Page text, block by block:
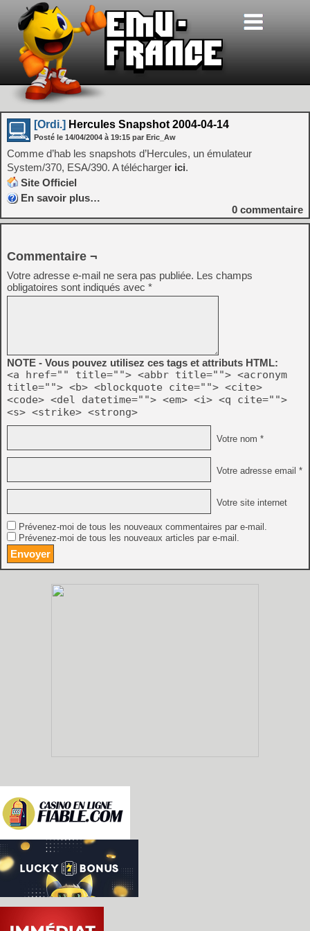
[Ordi.] Hercules Snapshot 2004-04-14
Posté le 14/04/2004 à 19:15 par Eric_Aw
Comme d’hab les snapshots d’Hercules, un émulateur
System/370, ESA/390. A télécharger ici.
Site Officiel
En savoir plus…
0 commentaire
Commentaire ¬
Votre adresse e-mail ne sera pas publiée. Les champs
obligatoires sont indiqués avec *
NOTE - Vous pouvez utilisez ces tags et attributs HTML:
<a href="" title=""> <abbr title=""> <acronym
title=""> <b> <blockquote cite=""> <cite>
<code> <del datetime=""> <em> <i> <q cite="">
<s> <strike> <strong>
Votre nom *
Votre adresse email *
Votre site internet
Prévenez-moi de tous les nouveaux commentaires par e-mail.
Prévenez-moi de tous les nouveaux articles par e-mail.